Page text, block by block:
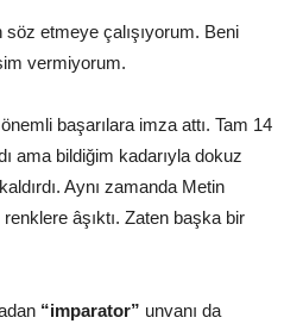
etmeye çalışıyorum. Beni
vermiyorum.
başarılara imza attı. Tam 14
ama bildiğim kadarıyla dokuz
Aynı zamanda Metin
âşıktı. Zaten başka bir
“imparator” unvanı da